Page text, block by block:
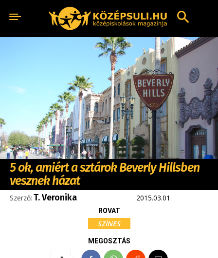
5 ok, amiért a sztárok Beverly Hillsben
vesznek házat
Szerző: T. Veronika 2015.03.01.
ROVAT
SZÍNES
MEGOSZTÁS